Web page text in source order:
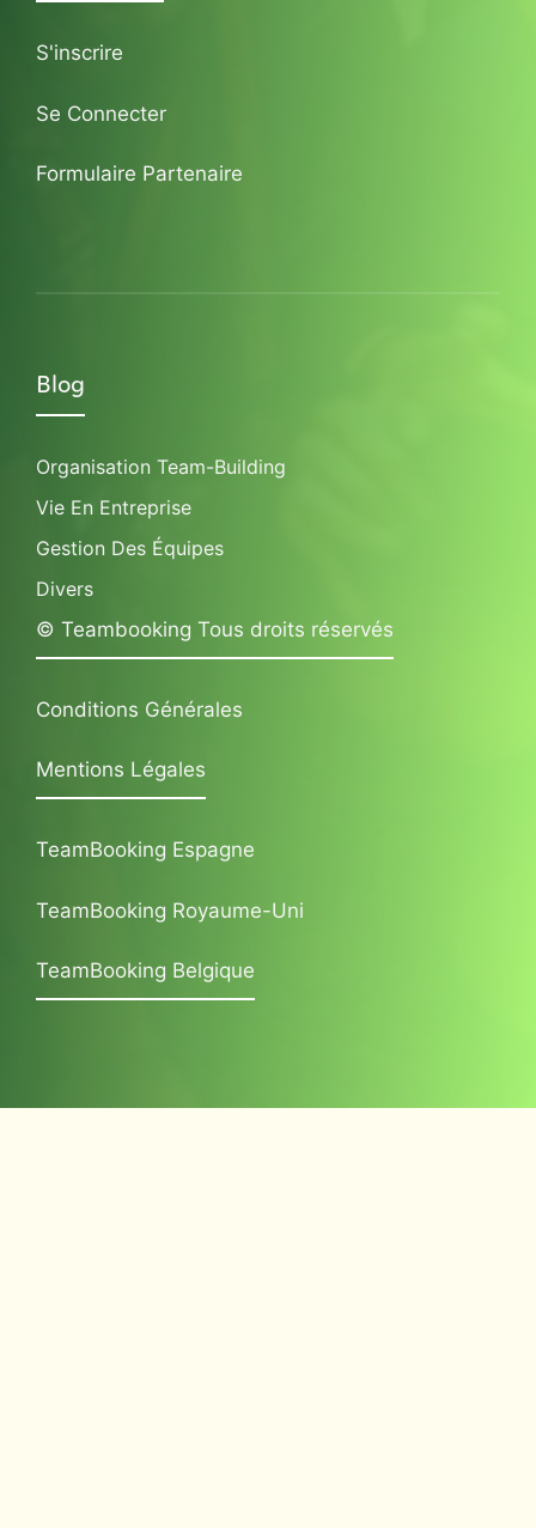
S'inscrire
Se Connecter
Formulaire Partenaire
Blog
Organisation Team-Building
Vie En Entreprise
Gestion Des Équipes
Divers
© Teambooking Tous droits réservés
Conditions Générales
Mentions Légales
TeamBooking Espagne
TeamBooking Royaume-Uni
TeamBooking Belgique